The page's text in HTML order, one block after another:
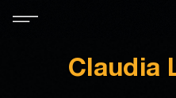
Claudia